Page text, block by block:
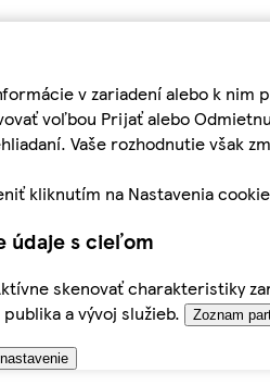
v zariadení alebo k
voľbou Prijať alebo
Vaše rozhodnutie však
kliknutím na Nastavenia
údaje s cieľom
skenovať charakteristiky
a vývoj služieb.
Zoznam